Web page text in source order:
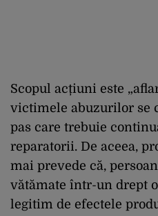
Scopul acțiuni este
victimele abuzurilor se
pas care trebuie
reparatorii. De aceea,
mai prevede că,
vătămate într-un drept
legitim de efectele